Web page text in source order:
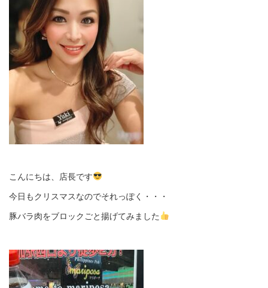
こんにちは、店長です
今日もクリスマスなのでそれっぽく・・・
豚バラ肉をブロックごと揚げてみました